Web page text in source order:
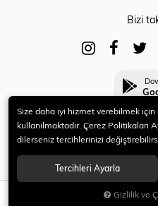
Bizi
© 2021 HERYENİ.
Size daha iyi hizmet verebilmek
kullanılmaktadır. Çerez Politikaları
dilerseniz tercihlerinizi
Tercihleri Ayarla
Gizlilik ve